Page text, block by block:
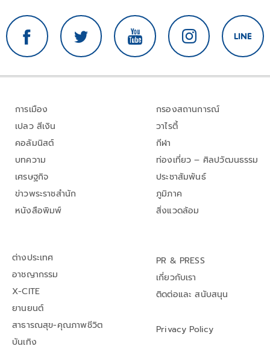
การเมือง
เปลว สีเงิน
คอลัมนิสต์
บทความ
เศรษฐกิจ
ข่าวพระราชสำนัก
หนังสือพิมพ์
กรองสถานการณ์
วาไรตี้
กีฬา
ท่องเที่ยว – ศิลปวัฒนธรรม
ประชาสัมพันธ์
ภูมิภาค
สิ่งแวดล้อม
ต่างประเทศ
อาชญากรรม
X-CITE
ยานยนต์
สาธารณสุข-คุณภาพชีวิต
บันเทิง
PR & PRESS
เกี่ยวกับเรา
ติดต่อและ สนับสนุน
Privacy Policy